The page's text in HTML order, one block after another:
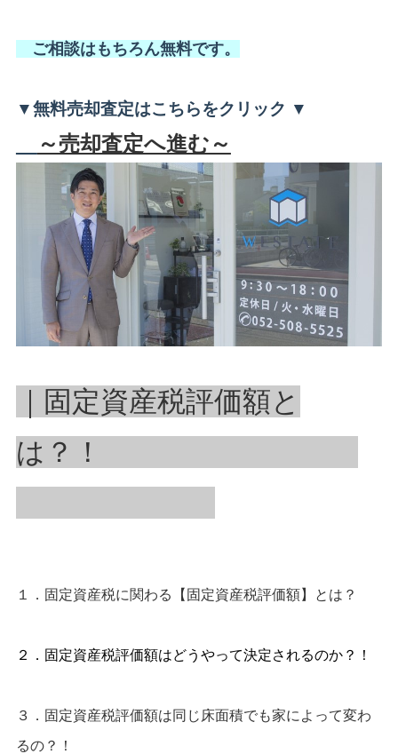
ご相談はもちろん無料です。
▼無料売却査定はこちらをクリック ▼
～売却査定へ進む～
｜固定資産税評価額と
は？！
１．固定資産税に関わる【固定資産税評価額】とは？
２．固定資産税評価額はどうやって決定されるのか？！
３．固定資産税評価額は同じ床面積でも家によって変わ
るの？！